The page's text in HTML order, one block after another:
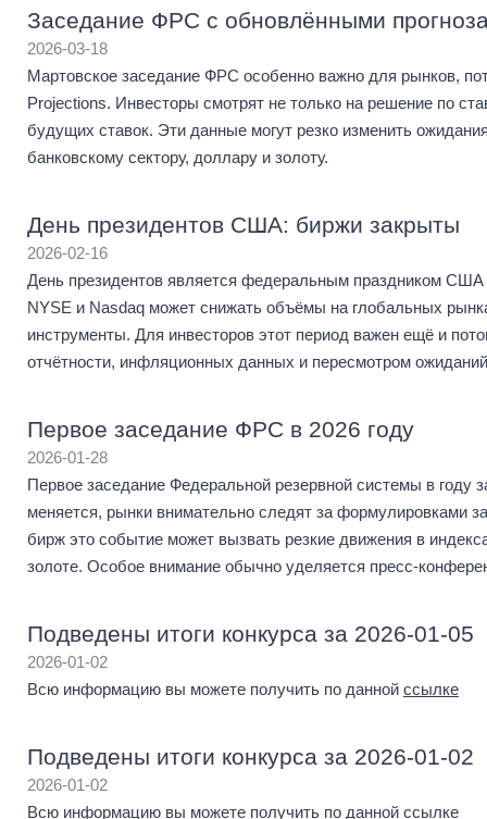
Заседание ФРС с обновлёнными
2026-03-18
Мартовское заседание ФРС особенно важно для рынков,
Projections. Инвесторы смотрят не только на решение по
будущих ставок. Эти данные могут резко изменить
банковскому сектору, доллару и золоту.
День президентов США: биржи закрыты
2026-02-16
День президентов является федеральным праздником
NYSE и Nasdaq может снижать объёмы на глобальных
инструменты. Для инвесторов этот период важен ещё и
отчётности, инфляционных данных и пересмотром
Первое заседание ФРС в 2026 году
2026-01-28
Первое заседание Федеральной резервной системы в году
меняется, рынки внимательно следят за формулировками
бирж это событие может вызвать резкие движения в
золоте. Особое внимание обычно уделяется пресс-
Подведены итоги конкурса за 2026-01-05
2026-01-02
Всю информацию вы можете получить по данной ссылке
Подведены итоги конкурса за 2026-01-02
2026-01-02
Всю информацию вы можете получить по данной ссылке